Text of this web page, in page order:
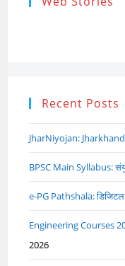
Ethics (शोध
Recent Posts
JharNiyojan:
BPSC Main Syllabus:
e-PG Pathshala: डिजिटल
Engineering Courses
2026